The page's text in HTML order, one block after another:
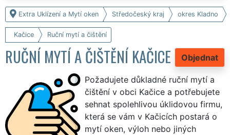
Extra Uklízení a Mytí oken Středočeský kraj okres Kladno
Kačice Ruční mytí a čištění
Objednat
RUČNÍ MYTÍ A ČIŠTĚNÍ KAČICE
Požadujete důkladné ruční mytí a
čištění v obci Kačice a potřebujete
sehnat spolehlivou úklidovou firmu,
která se vám v Kačicích postará o
mytí oken, výloh nebo jiných